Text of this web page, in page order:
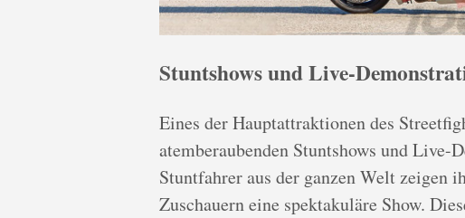
Stuntshows und Live-
Eines der Hauptattraktionen des
atemberaubenden Stuntshows und Live-
Stuntfahrer aus der ganzen Welt zeigen
Zuschauern eine spektakuläre Show.